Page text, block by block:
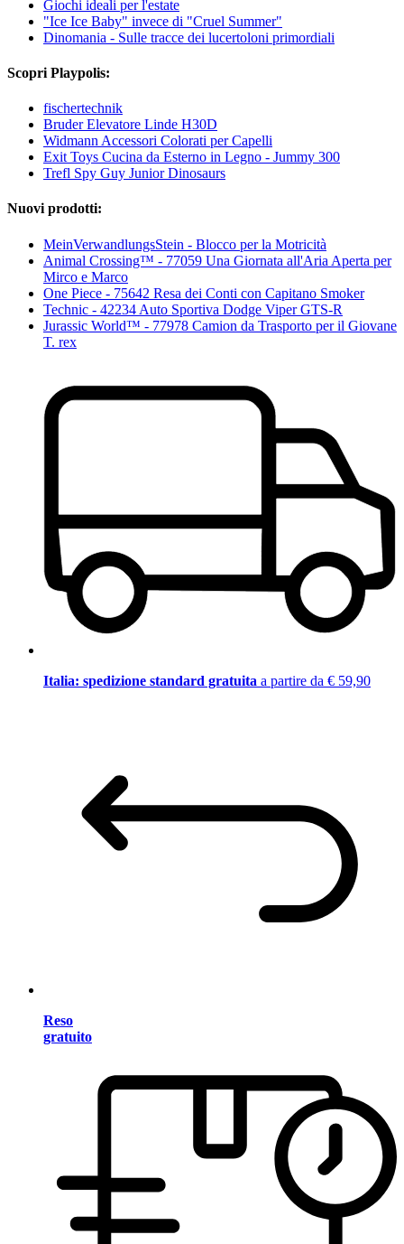
Giochi ideali per l'estate
"Ice Ice Baby" invece di "Cruel Summer"
Dinomania - Sulle tracce dei lucertoloni primordiali
Scopri Playpolis:
fischertechnik
Bruder Elevatore Linde H30D
Widmann Accessori Colorati per Capelli
Exit Toys Cucina da Esterno in Legno - Jummy 300
Trefl Spy Guy Junior Dinosaurs
Nuovi prodotti:
MeinVerwandlungsStein - Blocco per la Motricità
Animal Crossing™ - 77059 Una Giornata all'Aria Aperta per
Mirco e Marco
One Piece - 75642 Resa dei Conti con Capitano Smoker
Technic - 42234 Auto Sportiva Dodge Viper GTS-R
Jurassic World™ - 77978 Camion da Trasporto per il Giovane
T. rex
Italia: spedizione standard gratuita a partire da € 59,90
Reso
gratuito